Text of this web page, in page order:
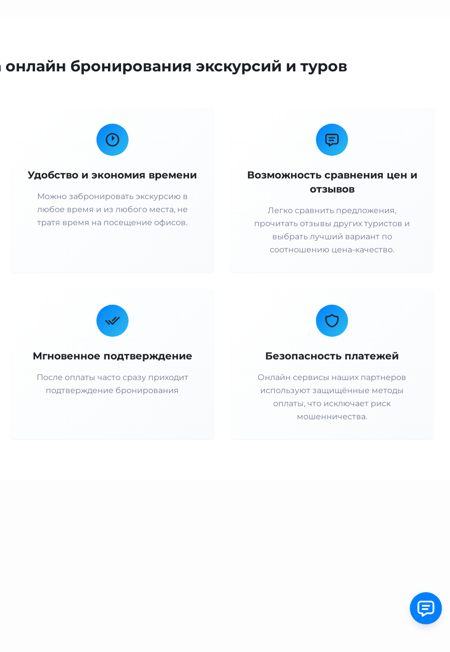
бронирования экскурсий и туров
Удобство и экономия времени
Можно забронировать экскурсию в
любое время и из любого места, не
тратя время на посещение офисов.
Возможность сравнения цен и
отзывов
Легко сравнить предложения,
прочитать отзывы других туристов и
выбрать лучший вариант по
соотношению цена-качество.
Мгновенное подтверждение
После оплаты часто сразу приходит
подтверждение бронирования
Безопасность платежей
Онлайн сервисы наших партнеров
используют защищённые методы
оплаты, что исключает риск
мошенничества.